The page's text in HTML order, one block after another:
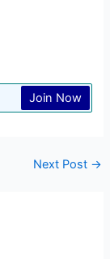
Join Now
Next Post →